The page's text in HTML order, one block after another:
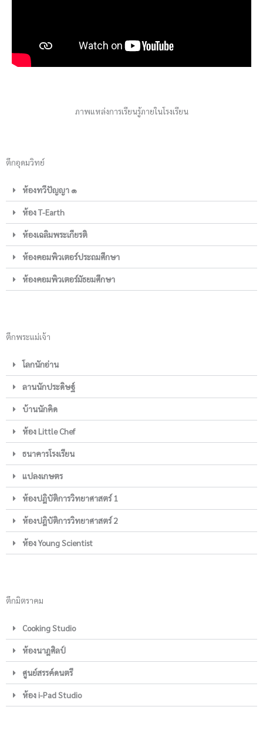
ภาพแหล่งการเรียนรู้ภายในโรงเรียน
ตึกอุดมวิทย์
ห้องทวีปัญญา ๑
ห้อง T-Earth
ห้องเฉลิมพระเกียรติ
ห้องคอมพิวเตอร์ประถมศึกษา
ห้องคอมพิวเตอร์มัธยมศึกษา
ตึกพระแม่เจ้า
โลกนักอ่าน
ลานนักประดิษฐ์
บ้านนักคิด
ห้อง Little Chef
ธนาคารโรงเรียน
แปลงเกษตร
ห้องปฎิบัติการวิทยาศาสตร์ 1
ห้องปฎิบัติการวิทยาศาสตร์ 2
ห้อง Young Scientist
ตึกมิตราคม
Cooking Studio
ห้องนาฎศิลป์
ศูนย์สรรค์ดนตรี
ห้อง i-Pad Studio